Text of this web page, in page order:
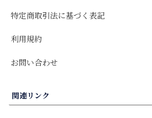
特定商取引法に基づく表記
利用規約
お問い合わせ
関連リンク